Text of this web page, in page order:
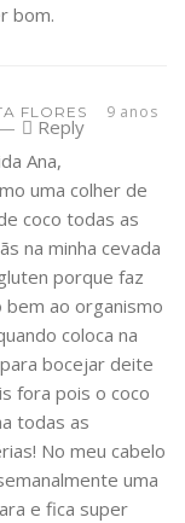
bom.
FLORES
9 anos
Reply
Ana,
uma colher de
coco todas as
na minha cevada
porque faz
bem ao organismo
coloca na
bocejar deite
fora pois o coco
todas as
No meu cabelo
uma
e fica super